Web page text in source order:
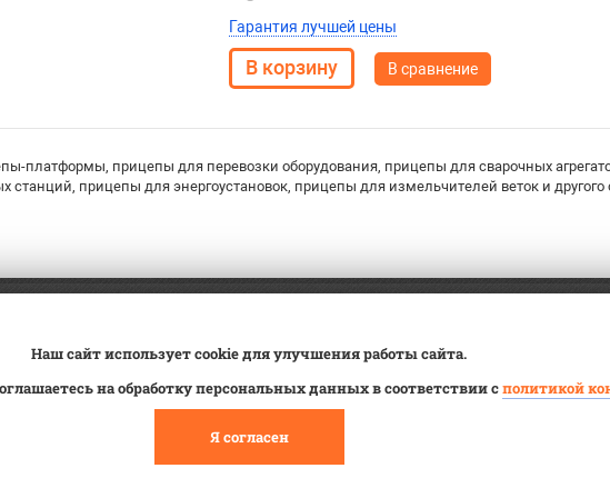
Гарантия лучшей цены
В сравнение
платформы, прицепы для перевозки оборудования, прицепы для сварочных
станций, прицепы для энергоустановок, прицепы для измельчителей веток и другого
на учет
Сервис
Статьи
Контакты
Наш сайт использует cookie для улучшения работы сайта.
на обработку персональных данных в соответствии сполитикой
Я согласен